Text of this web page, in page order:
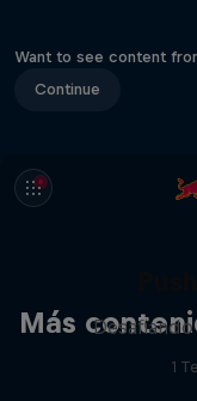
Want to see content
Continue
Más
1